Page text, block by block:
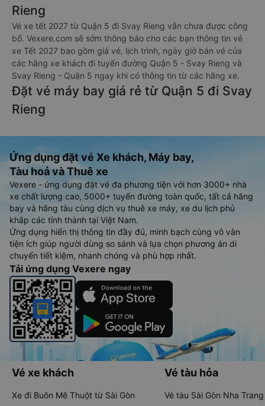
Rieng
Vé xe tết 2027 từ Quận 5 đi Svay Rieng vẫn chưa được công
bố. Vexere.com sẽ sớm thông báo cho các bạn thông tin vé
xe Tết 2027 bao gồm giá vé, lịch trình, ngày giờ bán vé của
các hãng xe khách đi tuyến đường Quận 5 - Svay Rieng và
Svay Rieng - Quận 5 ngay khi có thông tin từ các hãng xe.
Đặt vé máy bay giá rẻ từ Quận 5 đi Svay
Rieng
Ứng dụng đặt vé Xe khách, Máy bay,
Tàu hoả và Thuê xe
Vexere - ứng dụng đặt vé đa phương tiện với hơn 3000+ nhà
xe chất lượng cao, 5000+ tuyến đường toàn quốc, tất cả hãng
bay và hãng tàu cùng dịch vụ thuê xe máy, xe du lịch phủ
khắp các tỉnh thành tại Việt Nam.
Ứng dụng hiển thị thông tin đầy đủ, minh bạch cùng vô vàn
tiện ích giúp người dùng so sánh và lựa chọn phương án di
chuyển tiết kiệm, nhanh chóng và phù hợp nhất.
Tải ứng dụng Vexere ngay
Vé xe khách
Xe đi Buôn Mê Thuột từ Sài Gòn
Vé tàu hỏa
Vé tàu Sài Gòn Nha Trang